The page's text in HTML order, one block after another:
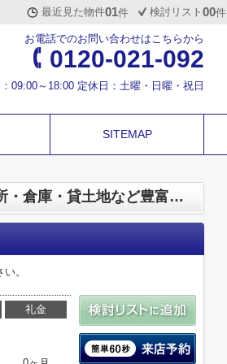
最近見た物件01件 検討リスト 00件
お電話でのお問い合わせはこちらから
0120-021-092
09:00～18:00 定休日：土曜・日曜・祝日
SITEMAP
大津市中央３丁目の賃貸物件 | 滋賀テナントテラス | 事業用賃貸物件 ／ 店舗・事務所・倉庫・貸土地など豊富なテナント情報が満載
。
礼金